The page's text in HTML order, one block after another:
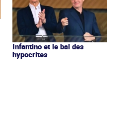
Infantino et le bal des
hypocrites